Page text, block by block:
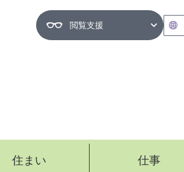
閲覧支援
住まい 仕事